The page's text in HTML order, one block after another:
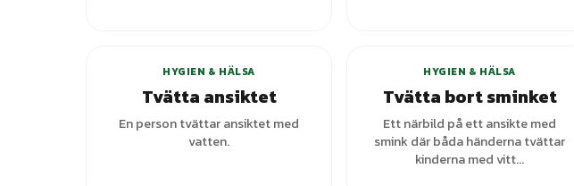
HYGIEN & HÄLSA
Tvätta ansiktet
En person tvättar ansiktet med
vatten.
HYGIEN & HÄLSA
Tvätta bort sminket
Ett närbild på ett ansikte med
smink där båda händerna tvättar
kinderna med vitt...